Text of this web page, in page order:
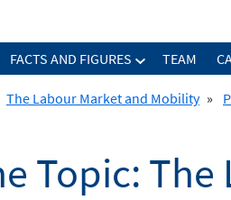
FACTS AND FIGURES TEAM
The Labour Market and Mobility »
Topic: